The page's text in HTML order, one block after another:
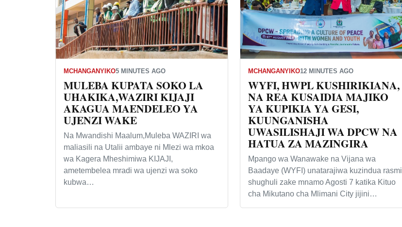
MCHANGANYIKO5 MINUTES AGO
MULEBA KUPATA SOKO LA
UHAKIKA,WAZIRI KIJAJI
AKAGUA MAENDELEO YA
UJENZI WAKE
Na Mwandishi Maalum,Muleba WAZIRI wa
maliasili na Utalii ambaye ni Mlezi wa mkoa
wa Kagera Mheshimiwa KIJAJI,
ametembelea mradi wa ujenzi wa soko
kubwa…
MCHANGANYIKO12 MINUTES AGO
WYFI, HWPL KUSHIRIKIANA,
NA REA KUSAIDIA MAJIKO
YA KUPIKIA YA GESI,
KUUNGANISHA
UWASILISHAJI WA DPCW NA
HATUA ZA MAZINGIRA
Mpango wa Wanawake na Vijana wa
Baadaye (WYFI) unatarajiwa kuzindua rasmi
shughuli zake mnamo Agosti 7 katika Kituo
cha Mikutano cha Mlimani City jijini…